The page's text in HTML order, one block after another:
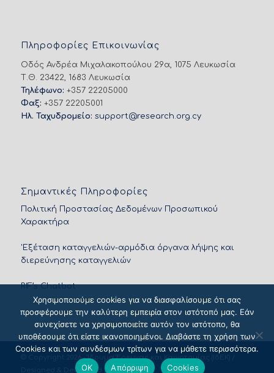
Πληροφορίες Επικοινωνίας
Οδός Ανδρέα Μιχαλακοπούλου 29α, 1075 Λευκωσία
Τ.Θ. 23422, 1683 Λευκωσία
Τηλέφωνο: +357 22205000
Φαξ: +357 22205001
Ηλ. Ταχυδρομείο: support@research.org.cy
Σημαντικές Πληροφορίες
Πολιτική Προστασίας Δεδομένων Προσωπικού
Χαρακτήρα
'Εξέταση καταγγελιών-αρμόδια όργανα λήψης και
διερεύνησης καταγγελιών
RIF’s Chatbot
© Copyright 2026 - Ίδρυμα Έρευνας και Καινοτομίας (ΙδΕΚ) /
Designed & Developed byNETinfo Plc
Χρησιμοποιούμε cookies για να διασφαλίσουμε ότι σας
προσφέρουμε την καλύτερη εμπειρία στον ιστότοπό μας. Εάν
συνεχίσετε να χρησιμοποιείτε αυτόν τον ιστότοπο, θα
υποθέσουμε ότι είστε ικανοποιημένοι. Διαβάστε τη χρήση των
Cookies και των συνδέσμων τρίτων για να μάθετε περισσότερα.
OK
Απόρριψη Cookies